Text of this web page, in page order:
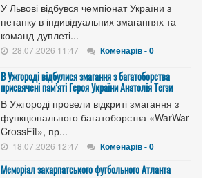
У Львові відбувся чемпіонат України з
петанку в індивідуальних змаганнях та
команд-дуплеті...
28.07.2026 11:47 Коменарів - 0
В Ужгороді відбулися змагання з багатоборства
присвячені пам’яті Героя України Анатолія Тегзи
В Ужгороді провели відкриті змагання з
функціонального багатоборства «WarWar
CrossFit», пр...
18.07.2026 12:47 Коменарів - 0
Меморіал закарпатського футбольного Атланта